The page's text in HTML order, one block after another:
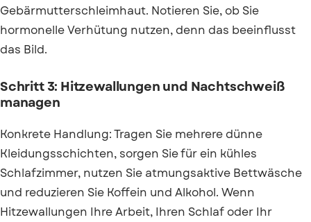
Gebärmutterschleimhaut. Notieren Sie, ob Sie
hormonelle Verhütung nutzen, denn das beeinflusst
das Bild.
Schritt 3: Hitzewallungen und Nachtschweiß
managen
Konkrete Handlung: Tragen Sie mehrere dünne
Kleidungsschichten, sorgen Sie für ein kühles
Schlafzimmer, nutzen Sie atmungsaktive Bettwäsche
und reduzieren Sie Koffein und Alkohol. Wenn
Hitzewallungen Ihre Arbeit, Ihren Schlaf oder Ihr